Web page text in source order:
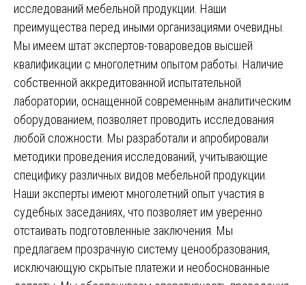
исследований мебельной продукции. Наши
преимущества перед иными организациями очевидны.
Мы имеем штат экспертов-товароведов высшей
квалификации с многолетним опытом работы. Наличие
собственной аккредитованной испытательной
лаборатории, оснащенной современным аналитическим
оборудованием, позволяет проводить исследования
любой сложности. Мы разработали и апробировали
методики проведения исследований, учитывающие
специфику различных видов мебельной продукции.
Наши эксперты имеют многолетний опыт участия в
судебных заседаниях, что позволяет им уверенно
отстаивать подготовленные заключения. Мы
предлагаем прозрачную систему ценообразования,
исключающую скрытые платежи и необоснованные